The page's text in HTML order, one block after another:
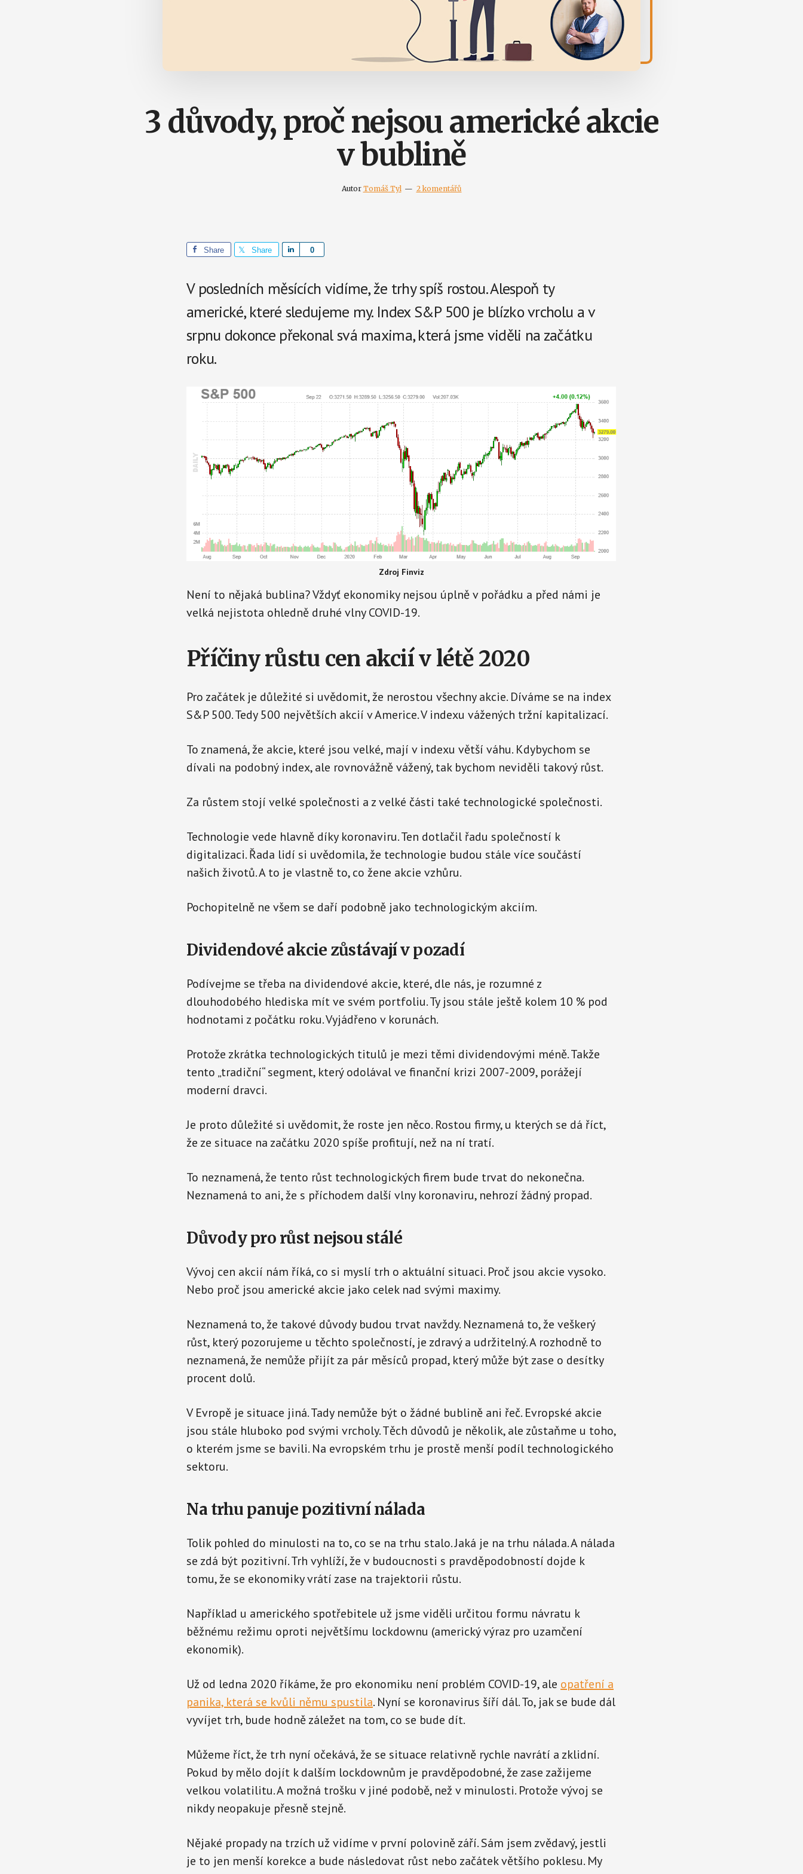
3 důvody, proč nejsou americké akcie
v bublině
Autor Tomáš Tyl 2 komentářů
Share Share 0
r
e
V posledních měsících vidíme, že trhy spíš rostou. Alespoň ty
americké, které sledujeme my. Index S&P 500 je blízko vrcholu a v
srpnu dokonce překonal svá maxima, která jsme viděli na začátku
roku.
Zdroj Finviz
Není to nějaká bublina? Vždyť ekonomiky nejsou úplně v pořádku a před námi je
velká nejistota ohledně druhé vlny COVID-19.
Příčiny růstu cen akcií v létě 2020
Pro začátek je důležité si uvědomit, že nerostou všechny akcie. Díváme se na index
S&P 500. Tedy 500 největších akcií v Americe. V indexu vážených tržní kapitalizací.
To znamená, že akcie, které jsou velké, mají v indexu větší váhu. Kdybychom se
dívali na podobný index, ale rovnovážně vážený, tak bychom neviděli takový růst.
Za růstem stojí velké společnosti a z velké části také technologické společnosti.
Technologie vede hlavně díky koronaviru. Ten dotlačil řadu společností k
digitalizaci. Řada lidí si uvědomila, že technologie budou stále více součástí
našich životů. A to je vlastně to, co žene akcie vzhůru.
Pochopitelně ne všem se daří podobně jako technologickým akciím.
Dividendové akcie zůstávají v pozadí
Podívejme se třeba na dividendové akcie, které, dle nás, je rozumné z
dlouhodobého hlediska mít ve svém portfoliu. Ty jsou stále ještě kolem 10 % pod
hodnotami z počátku roku. Vyjádřeno v korunách.
Protože zkrátka technologických titulů je mezi těmi dividendovými méně. Takže
tento „tradiční“ segment, který odolával ve finanční krizi 2007-2009, porážejí
moderní dravci.
Je proto důležité si uvědomit, že roste jen něco. Rostou firmy, u kterých se dá říct,
že ze situace na začátku 2020 spíše profitují, než na ní tratí.
To neznamená, že tento růst technologických firem bude trvat do nekonečna.
Neznamená to ani, že s příchodem další vlny koronaviru, nehrozí žádný propad.
Důvody pro růst nejsou stálé
Vývoj cen akcií nám říká, co si myslí trh o aktuální situaci. Proč jsou akcie vysoko.
Nebo proč jsou americké akcie jako celek nad svými maximy.
Neznamená to, že takové důvody budou trvat navždy. Neznamená to, že veškerý
růst, který pozorujeme u těchto společností, je zdravý a udržitelný. A rozhodně to
neznamená, že nemůže přijít za pár měsíců propad, který může být zase o desítky
procent dolů.
V Evropě je situace jiná. Tady nemůže být o žádné bublině ani řeč. Evropské akcie
jsou stále hluboko pod svými vrcholy. Těch důvodů je několik, ale zůstaňme u toho,
o kterém jsme se bavili. Na evropském trhu je prostě menší podíl technologického
sektoru.
Na trhu panuje pozitivní nálada
Tolik pohled do minulosti na to, co se na trhu stalo. Jaká je na trhu nálada. A nálada
se zdá být pozitivní. Trh vyhlíží, že v budoucnosti s pravděpodobností dojde k
tomu, že se ekonomiky vrátí zase na trajektorii růstu.
Například u amerického spotřebitele už jsme viděli určitou formu návratu k
běžnému režimu oproti největšímu lockdownu (americký výraz pro uzamčení
ekonomik).
Už od ledna 2020 říkáme, že pro ekonomiku není problém COVID-19, ale opatření a
panika, která se kvůli němu spustila. Nyní se koronavirus šíří dál. To, jak se bude dál
vyvíjet trh, bude hodně záležet na tom, co se bude dít.
Můžeme říct, že trh nyní očekává, že se situace relativně rychle navrátí a zklidní.
Pokud by mělo dojít k dalším lockdownům je pravděpodobné, že zase zažijeme
velkou volatilitu. A možná trošku v jiné podobě, než v minulosti. Protože vývoj se
nikdy neopakuje přesně stejně.
Nějaké propady na trzích už vidíme v první polovině září. Sám jsem zvědavý, jestli
je to jen menší korekce a bude následovat růst nebo začátek většího poklesu. My